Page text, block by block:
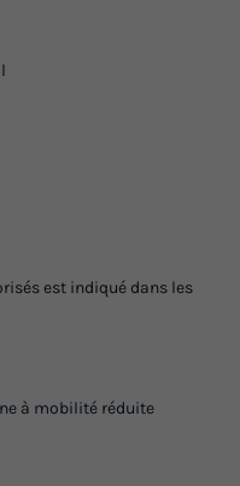
- Confort
est indiqué dans les
à mobilité réduite